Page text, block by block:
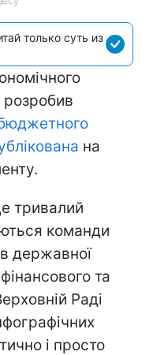
только суть из
розробив
на
тривалий
команди
державної
та
Раді
і просто